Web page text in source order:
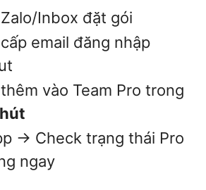
Inbox đặt gói
email đăng nhập
vào Team Pro trong
→ Check trạng thái Pro
ngay